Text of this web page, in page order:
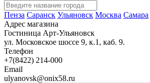
Пенза Саранск Ульяновск Москва Самара
Адрес магазина
Гостиница Арт-Ульяновск
ул. Московское шоссе 9, к.1, каб. 9.
Телефон
+7(8422) 214-000
Email
ulyanovsk@onix58.ru